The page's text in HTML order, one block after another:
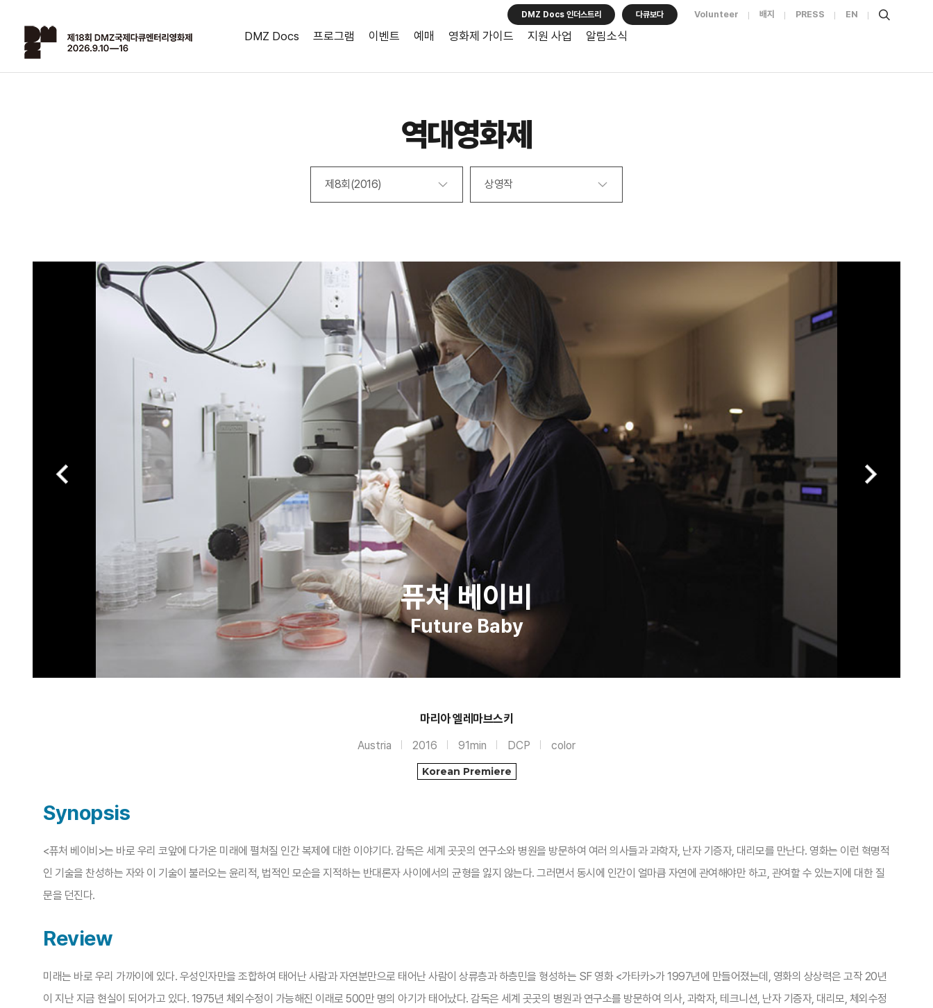
DMZ Docs 프로그램 이벤트 예매 영화제 가이드 지원 사업 알림소식
DMZ Docs 인더스트리 다큐보다 Volunteer 배지 PRESS EN
역대영화제
제8회(2016) 상영작
퓨쳐 베이비
Future Baby
마리아 엘레마브스키
Austria 2016 91min DCP color
Korean Premiere
Synopsis
<퓨처 베이비>는 바로 우리 코앞에 다가온 미래에 펼쳐질 인간 복제에 대한 이야기다. 감독은 세계 곳곳의 연구소와 병원을 방문하여 여러 의사들과 과학자, 난자 기증자, 대리모를 만난다. 영화는 이런 혁명적
인 기술을 찬성하는 자와 이 기술이 불러오는 윤리적, 법적인 모순을 지적하는 반대론자 사이에서의 균형을 잃지 않는다. 그러면서 동시에 인간이 얼마큼 자연에 관여해야만 하고, 관여할 수 있는지에 대한 질
문을 던진다.
Review
미래는 바로 우리 가까이에 있다. 우성인자만을 조합하여 태어난 사람과 자연분만으로 태어난 사람이 상류층과 하층민을 형성하는 SF 영화 <가타카>가 1997년에 만들어졌는데, 영화의 상상력은 고작 20년
이 지난 지금 현실이 되어가고 있다. 1975년 체외수정이 가능해진 이래로 500만 명의 아기가 태어났다. 감독은 세계 곳곳의 병원과 연구소를 방문하여 의사, 과학자, 테크니션, 난자 기증자, 대리모, 체외수정